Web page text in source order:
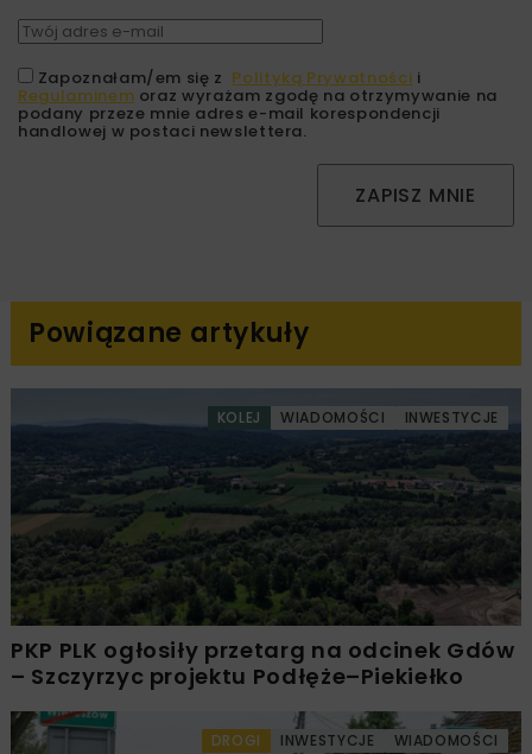
Zapoznałam/em się z Polityką Prywatności i
Regulaminem oraz wyrażam zgodę na otrzymywanie na
podany przeze mnie adres e-mail korespondencji
handlowej w postaci newslettera.
ZAPISZ MNIE
Powiązane artykuły
KOLEJ WIADOMOŚCI INWESTYCJE
PKP PLK ogłosiły przetarg na odcinek Gdów
– Szczyrzyc projektu Podłęże–Piekiełko
DROGI INWESTYCJE WIADOMOŚCI